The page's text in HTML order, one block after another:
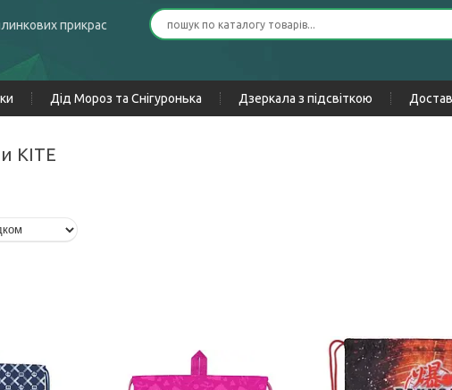
прикрас
Дід Мороз та Снігуронька Дзеркала з підсвіткою
KITE